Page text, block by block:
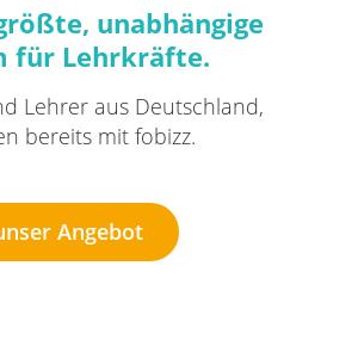
unabhängige
für Lehrkräfte.
Lehrer aus Deutschland,
bereits mit fobizz.
Angebot